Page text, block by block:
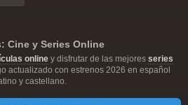
Cine y Series Online
onliney disfrutar de las mejores series
actualizado con estrenos 2026 en español
y castellano.